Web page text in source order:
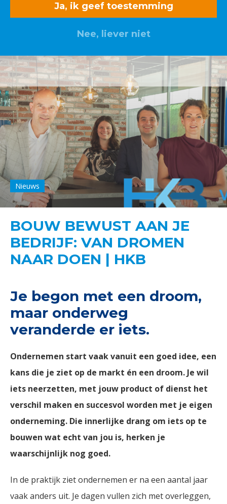
Ja, ik geef toestemming
Nee, liever niet
Nieuws
BOUW BEWUST AAN JE
BEDRIJF: VAN DROMEN
NAAR DOEN | HKB
Je begon met een droom,
maar onderweg
veranderde er iets.
Ondernemen start vaak vanuit een goed idee, een
kans die je ziet op de markt én een droom. Je wil
iets neerzetten, met jouw product of dienst het
verschil maken en succesvol worden met je eigen
onderneming. Die innerlijke drang om iets op te
bouwen wat echt van jou is, herken je
waarschijnlijk nog goed.
In de praktijk ziet ondernemen er na een aantal jaar
vaak anders uit. Je dagen vullen zich met overleggen,